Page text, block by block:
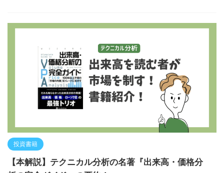
投資書籍
【本解説】テクニカル分析の名著『出来高・価格分